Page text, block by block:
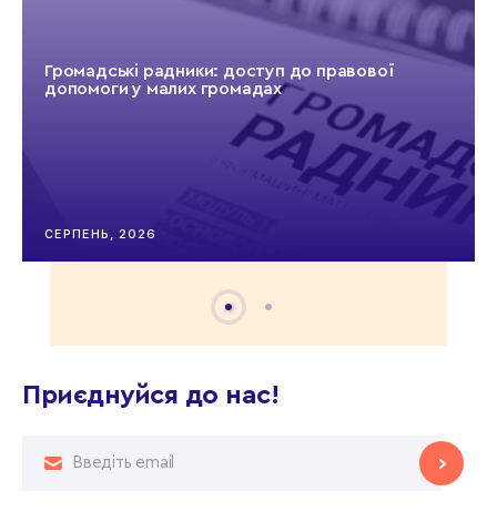
Громадські радники: доступ до правової
допомоги у малих громадах
СЕРПЕНЬ, 2026
Приєднуйся до нас!